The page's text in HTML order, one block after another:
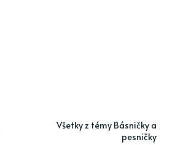
Všetky z témy Básničky a
pesničky